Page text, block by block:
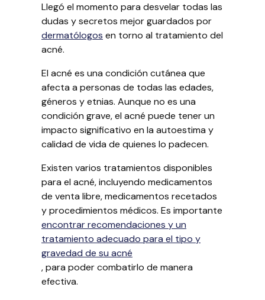
Llegó el momento para desvelar todas las
dudas y secretos mejor guardados por
dermatólogos en torno al tratamiento del
acné.
El acné es una condición cutánea que
afecta a personas de todas las edades,
géneros y etnias. Aunque no es una
condición grave, el acné puede tener un
impacto significativo en la autoestima y
calidad de vida de quienes lo padecen.
Existen varios tratamientos disponibles
para el acné, incluyendo medicamentos
de venta libre, medicamentos recetados
y procedimientos médicos. Es importante
encontrar recomendaciones y un
tratamiento adecuado para el tipo y
gravedad de su acné
, para poder combatirlo de manera
efectiva.